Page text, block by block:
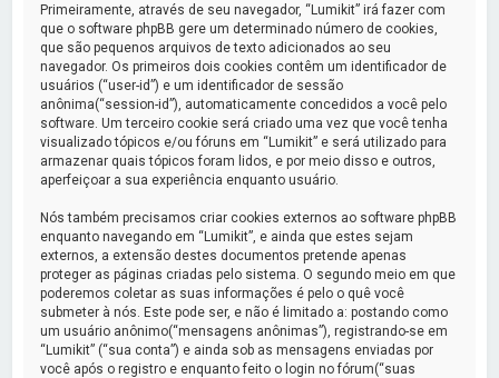
Primeiramente, através de seu navegador, “Lumikit” irá fazer com
que o software phpBB gere um determinado número de cookies,
que são pequenos arquivos de texto adicionados ao seu
navegador. Os primeiros dois cookies contêm um identificador de
usuários (“user-id”) e um identificador de sessão
anônima(“session-id”), automaticamente concedidos a você pelo
software. Um terceiro cookie será criado uma vez que você tenha
visualizado tópicos e/ou fóruns em “Lumikit” e será utilizado para
armazenar quais tópicos foram lidos, e por meio disso e outros,
aperfeiçoar a sua experiência enquanto usuário.
Nós também precisamos criar cookies externos ao software phpBB
enquanto navegando em “Lumikit”, e ainda que estes sejam
externos, a extensão destes documentos pretende apenas
proteger as páginas criadas pelo sistema. O segundo meio em que
poderemos coletar as suas informações é pelo o quê você
submeter à nós. Este pode ser, e não é limitado a: postando como
um usuário anônimo(“mensagens anônimas”), registrando-se em
“Lumikit” (“sua conta”) e ainda sob as mensagens enviadas por
você após o registro e enquanto feito o login no fórum(“suas